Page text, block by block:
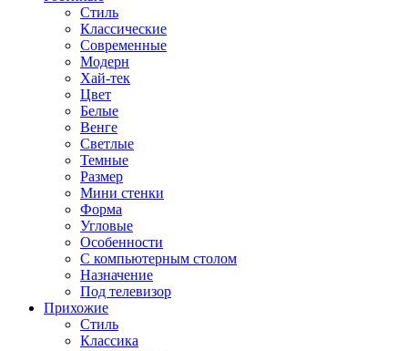
Стиль
Классические
Современные
Модерн
Хай-тек
Цвет
Белые
Венге
Светлые
Темные
Размер
Мини стенки
Форма
Угловые
Особенности
С компьютерным столом
Назначение
Под телевизор
Прихожие
Стиль
Классика